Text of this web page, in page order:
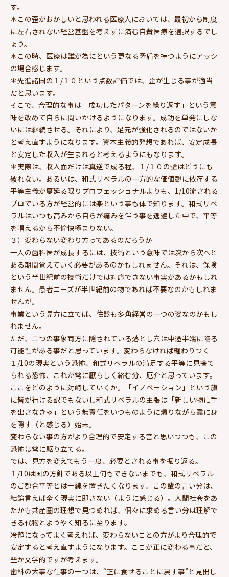
す。
＊この歪がおかしいと思われる医療人においては、最初から制度
に左右されない経営基盤を考えずに済む自費医療を選択するでし
ょう。
＊この時、医療は誰が為にという更なる矛盾を持つようにアッシ
の場合感じます。
＊先進諸国の１/１０という点数評価では、歪が生じる事が適当
だと思います。
そこで、合理的な事は「成功したパターンを繰り返す」という意
味を改めて自らに問いかけるようになります。成功を単発にしな
いには継続させる。それにより、足元が強化されるのではないか
と考え直すようになります。資本主義的発想であれば、安定成長
と安定した収入が生まれると考えるようにもなります。
＊実際は、収入面だけは真逆で成る程、１/１０の壁はどうにも
破れない。あるいは、和式リベラルの一方的な価値観に依存する
平等主義が蔓延る限りプロフェッショナルよりも、1/10流される
プロでいる方が経営的には楽という事も体で知ります。和式リベ
ラルはいつも高みから自らが痛みを伴う事を逃避した中で、平等
を唱えるから不愉快極まりない。
３）変わらない変わり方ってあるのだろうか
一人の歯科医が成長するには、技術という意味では次から次へと
ある期間覚えていく必要があるのかもしれません。それは、保険
という半世紀前の技術だけでは対応できない事実があるかもしれ
ません。患者ニーズが半世紀前の物であれば不要なのかもしれま
せんが。
事業という見方に立てば、往診も多角経営の一つの姿なのかもし
れません。
ただ、二つの事象両方に隠されている落とし穴は中途半端に陥る
可能性がある事だと思っています。変わらなければ纏わりつく
１/10の現実という恐怖、和式リベラルの満足する平等に見捨て
られる恐怖、これが常に厭らしく絡む分、厄介と思っています。
ここをどのように対峙していくか。「イノベーション」という旗
に皆が行ける訳でもないし和式リベラルの主張は「新しい物に手
を出さなきゃ」という無責任をいつものように煽りながら靄に身
を隠す（と感じる）始末。
変わらない事の方がより合理的で安定する筈と思いつつも、この
恐怖は常に駆り立てる。
では、見方を変えてもう一度、必要とされる事を振り返る。
１/10は国の方針である以上何もできないまでも、和式リベラル
のご都合平等とは一線を置きたくなります。この輩の言い分は、
結論言えば全く現実に即さない（ように感じる）。人間社会をあ
たかも共産圏の理想で見つめれば、個々に求める言い分は理解で
きる代物とようやく知るに至ります。
冷静になってよく考えれば、変わらないことの方がより合理的で
安定すると考え直すようになります。ここが正に変わる事だと、
些か文学的ですが考えます。
歯科の大事な仕事の一つは、“正に食せることに戻す事”と見出し